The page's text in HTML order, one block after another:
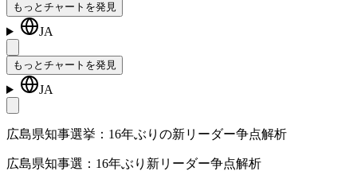
もっとチャートを発見
JA
もっとチャートを発見
JA
広島県知事選挙：16年ぶりの新リーダー争点解析
広島県知事選：16年ぶり新リーダー争点解析